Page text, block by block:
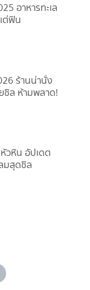
อาหารทะเล
ต่ฟิน
ร้านน่านั่ง
ชิล ห้ามพลาด!
วหิน อัปเดต
มสุดชิล